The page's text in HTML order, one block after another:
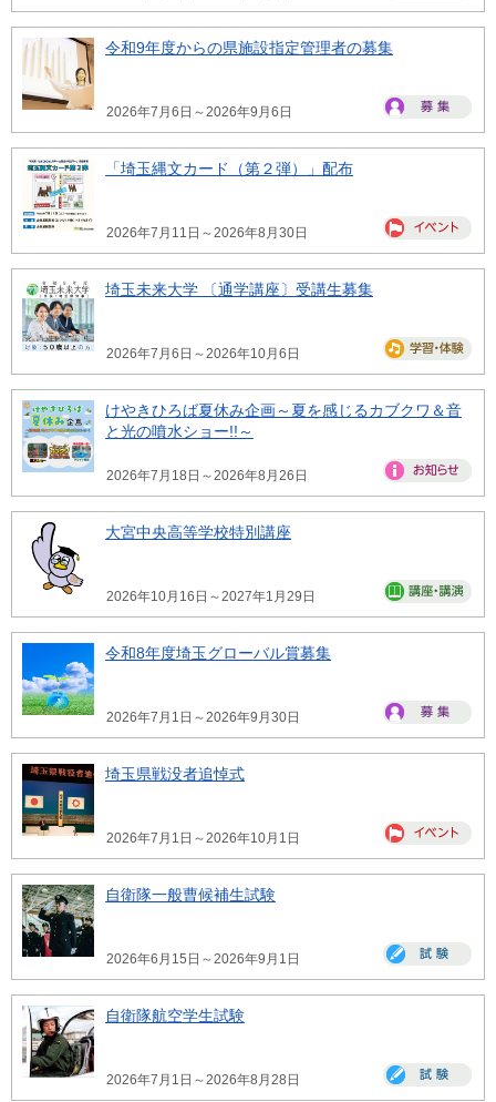
令和9年度からの県施設指定管理者の募集
2026年7月6日～2026年9月6日
「埼玉縄文カード（第２弾）」配布
2026年7月11日～2026年8月30日
埼玉未来大学 〔通学講座〕受講生募集
2026年7月6日～2026年10月6日
けやきひろば夏休み企画～夏を感じるカブクワ＆音
と光の噴水ショー!!～
2026年7月18日～2026年8月26日
大宮中央高等学校特別講座
2026年10月16日～2027年1月29日
令和8年度埼玉グローバル賞募集
2026年7月1日～2026年9月30日
埼玉県戦没者追悼式
2026年7月1日～2026年10月1日
自衛隊一般曹候補生試験
2026年6月15日～2026年9月1日
自衛隊航空学生試験
2026年7月1日～2026年8月28日